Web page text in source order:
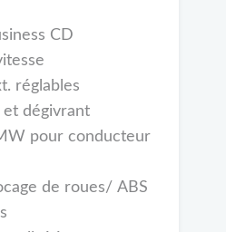
CD
réglables
dégivrant
pour conducteur
de roues/ ABS